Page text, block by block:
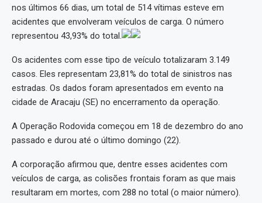
nos últimos 66 dias, um total de 514 vítimas esteve em
acidentes que envolveram veículos de carga. O número
representou 43,93% do total.
Os acidentes com esse tipo de veículo totalizaram 3.149
casos. Eles representam 23,81% do total de sinistros nas
estradas. Os dados foram apresentados em evento na
cidade de Aracaju (SE) no encerramento da operação.
A Operação Rodovida começou em 18 de dezembro do ano
passado e durou até o último domingo (22).
A corporação afirmou que, dentre esses acidentes com
veículos de carga, as colisões frontais foram as que mais
resultaram em mortes, com 288 no total (o maior número).